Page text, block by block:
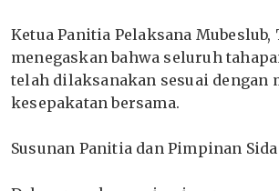
‎Ketua Panitia Pelaksana Mubeslub,
menegaskan bahwa seluruh
telah dilaksanakan sesuai dengan
kesepakatan bersama.
‎Susunan Panitia dan Pimpinan